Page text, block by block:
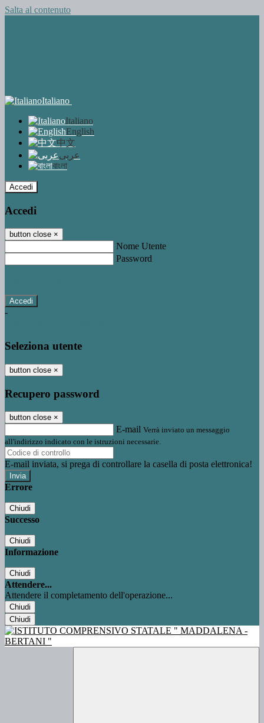
Salta al contenuto
Italiano
Italiano
English
中文
عربى
বাংলা
Accedi
Accedi
button close ×
Nome Utente
Password
-
Seleziona utente
button close ×
Recupero password
button close ×
E-mail Verrà inviato un messaggio
all'indirizzo indicato con le istruzioni necessarie.
E-mail inviata, si prega di controllare la casella di posta elettronica!
Errore
Chiudi
Successo
Chiudi
Informazione
Chiudi
Attendere...
Attendere il completamento dell'operazione...
Chiudi
Chiudi